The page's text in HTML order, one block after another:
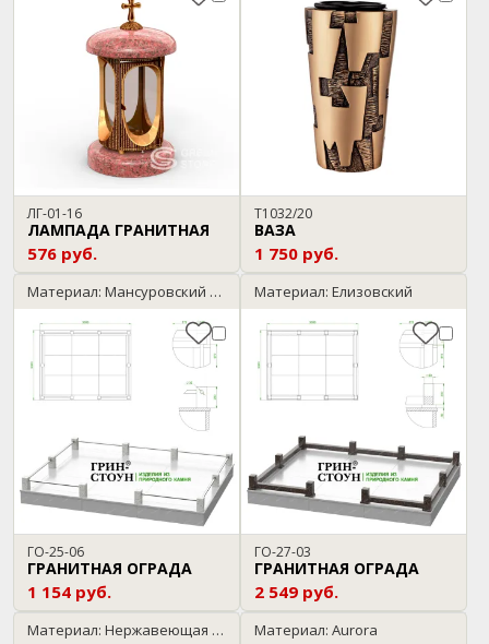
ЛГ-01-16
ЛАМПАДА ГРАНИТНАЯ
576 руб.
T1032/20
ВАЗА
1 750 руб.
Материал: Мансуровский / Нержавейка
ГО-25-06
ГРАНИТНАЯ ОГРАДА
1 154 руб.
Материал: Елизовский
ГО-27-03
ГРАНИТНАЯ ОГРАДА
2 549 руб.
Материал: Нержавеющая сталь Материал: Aurora